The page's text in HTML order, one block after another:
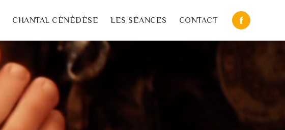
CHANTAL CÉNÉDÈSE LES SÉANCES CONTACT